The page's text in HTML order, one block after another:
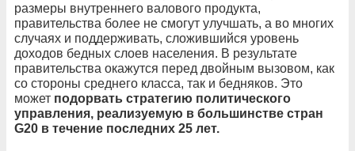
размеры внутреннего валового продукта,
правительства более не смогут улучшать, а во многих
случаях и поддерживать, сложившийся уровень
доходов бедных слоев населения. В результате
правительства окажутся перед двойным вызовом, как
со стороны среднего класса, так и бедняков. Это
может подорвать стратегию политического
управления, реализуемую в большинстве стран
G20 в течение последних 25 лет.